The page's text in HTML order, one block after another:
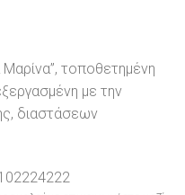
Μαρίνα”, τοποθετημένη
με την
διαστάσεων